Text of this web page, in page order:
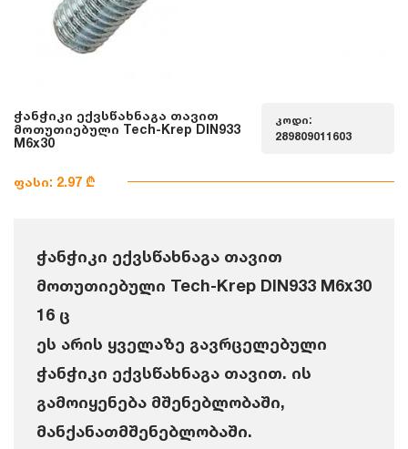
ჭანჭიკი ექვსწახნაგა თავით
მოთუთიებული Tech-Krep DIN933
M6x30
კოდი:
289809011603
ფასი: 2.97 ₾
ჭანჭიკი ექვსწახნაგა თავით
მოთუთიებული Tech-Krep DIN933 M6x30
16 ც
ეს არის ყველაზე გავრცელებული
ჭანჭიკი ექვსწახნაგა თავით. ის
გამოიყენება მშენებლობაში,
მანქანათმშენებლობაში.